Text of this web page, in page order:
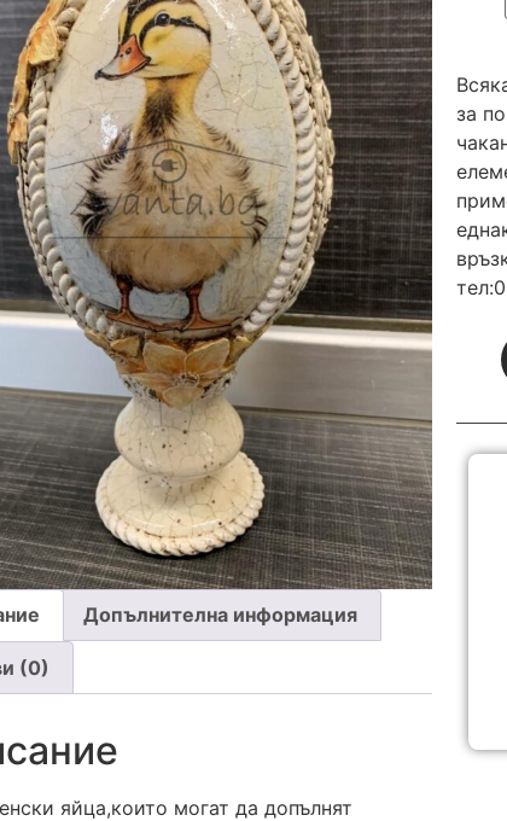
Допълнителна информация
(0)
яйца,които могат да допълнят
за